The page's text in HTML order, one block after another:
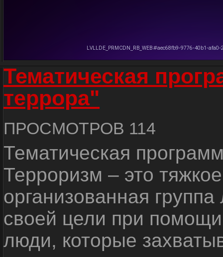
Тематическая
террора"
ПРОСМОТРОВ 114
Тематическая
Терроризм – это
организованная
своей цели при
люди, которые